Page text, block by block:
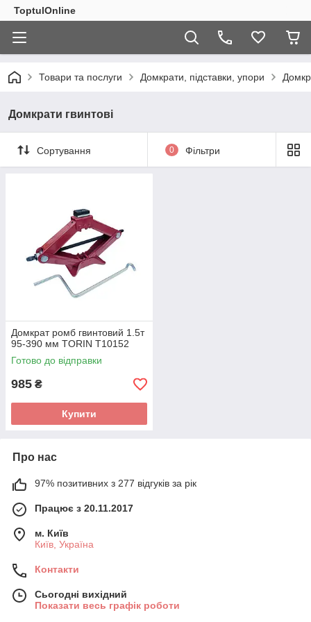
ToptulOnline
Товари та послуги Домкрати, підставки, упори
Домкрати гвинтові
Сортування 0 Фільтри
Домкрат ромб гвинтовий 1.5т
95-390 мм TORIN T10152
Готово до відправки
985 ₴
Купити
Про нас
97% позитивних з 277 відгуків за рік
Працює з 20.11.2017
м. Київ
Київ, Україна
Контакти
Сьогодні вихідний
Показати весь графік роботи